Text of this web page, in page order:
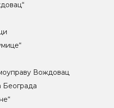
Вождовац
Београда